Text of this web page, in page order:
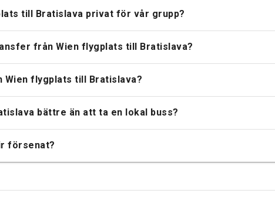
till Bratislava privat för vår grupp?
från Wien flygplats till Bratislava?
flygplats till Bratislava?
bättre än att ta en lokal buss?
försenat?